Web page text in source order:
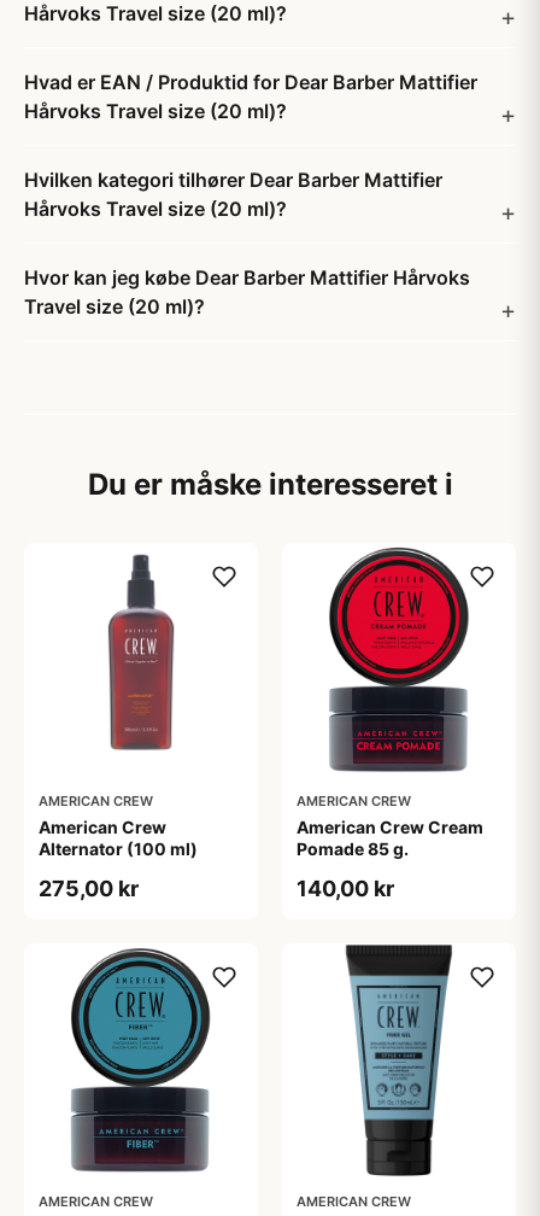
Hårvoks Travel size (20 ml)?
Hvad er EAN / Produktid for Dear Barber Mattifier
Hårvoks Travel size (20 ml)?
Hvilken kategori tilhører Dear Barber Mattifier
Hårvoks Travel size (20 ml)?
Hvor kan jeg købe Dear Barber Mattifier Hårvoks
Travel size (20 ml)?
Du er måske interesseret i
AMERICAN CREW
American Crew
Alternator (100 ml)
275,00 kr
AMERICAN CREW
American Crew Cream
Pomade 85 g.
140,00 kr
AMERICAN CREW AMERICAN CREW